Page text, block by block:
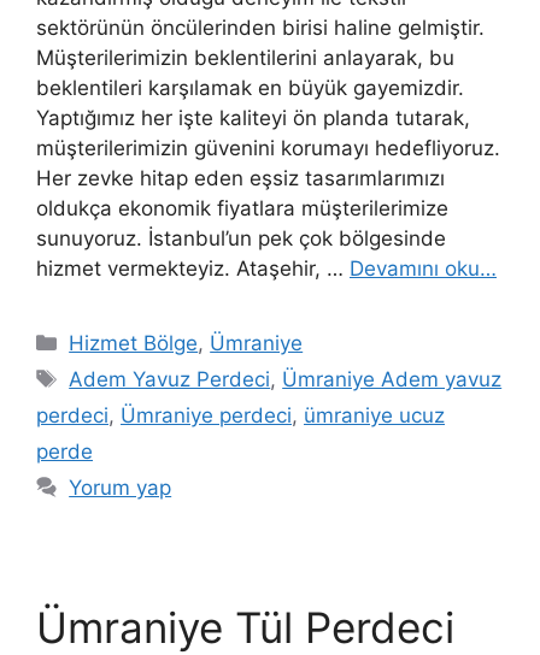
sektörünün öncülerinden birisi haline gelmiştir.
Müşterilerimizin beklentilerini anlayarak, bu
beklentileri karşılamak en büyük gayemizdir.
Yaptığımız her işte kaliteyi ön planda tutarak,
müşterilerimizin güvenini korumayı hedefliyoruz.
Her zevke hitap eden eşsiz tasarımlarımızı
oldukça ekonomik fiyatlara müşterilerimize
sunuyoruz. İstanbul’un pek çok bölgesinde
hizmet vermekteyiz. Ataşehir, … Devamını oku…
Hizmet Bölge, Ümraniye
Adem Yavuz Perdeci, Ümraniye Adem yavuz
perdeci, Ümraniye perdeci, ümraniye ucuz
perde
Yorum yap
Ümraniye Tül Perdeci